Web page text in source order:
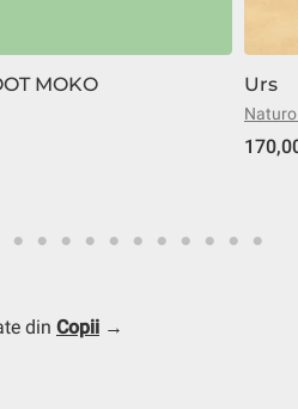
MOKO Urs
din Copii →